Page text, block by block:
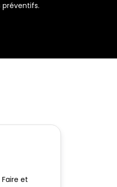
préventifs.
et